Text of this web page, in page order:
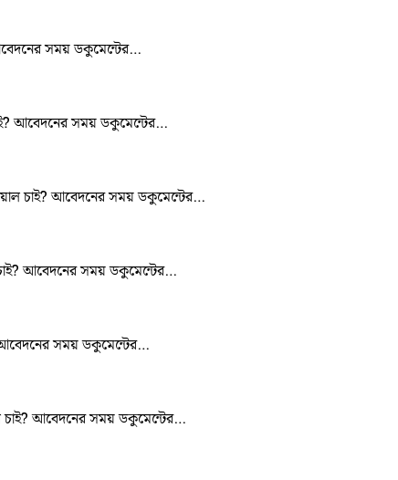
সময় ডকুমেন্টের…
আবেদনের সময় ডকুমেন্টের…
চাই? আবেদনের সময় ডকুমেন্টের…
চাই? আবেদনের সময় ডকুমেন্টের…
আবেদনের সময় ডকুমেন্টের…
চাই? আবেদনের সময় ডকুমেন্টের…